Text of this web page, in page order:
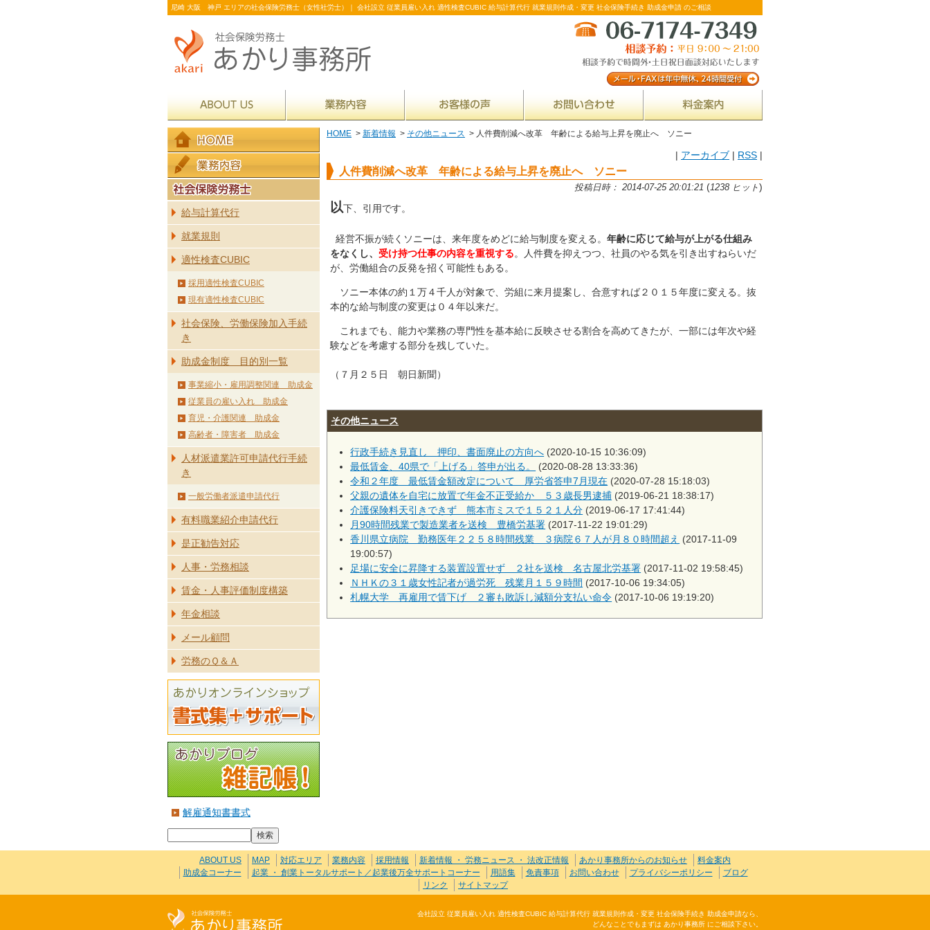
尼崎 大阪 神戸 エリアの社会保険労務士（女性社労士）｜ 会社設立 従業員雇い入れ 適性検査CUBIC 給与計算代行 就業規則作成・変更 社会保険手続き 助成金申請 のご相談
HOME > 新着情報 > その他ニュース > 人件費削減へ改革 年齢による給与上昇を廃止へ ソニー
| アーカイブ | RSS |
人件費削減へ改革 年齢による給与上昇を廃止へ ソニー
投稿日時： 2014-07-25 20:01:21 (1238 ヒット)
以下、引用です。
経営不振が続くソニーは、来年度をめどに給与制度を変える。 年齢に応じて給与が上がる仕組み
をなくし、 受け持つ仕事の内容を重視する。人件費を抑えつつ、社員のやる気を引き出すねらいだ
が、労働組合の反発を招く可能性もある。
ソニー本体の約１万４千人が対象で、労組に来月提案し、合意すれば２０１５年度に変える。抜
本的な給与制度の変更は０４年以来だ。
これまでも、能力や業務の専門性を基本給に反映させる割合を高めてきたが、一部には年次や経
験などを考慮する部分を残していた。
（７月２５日 朝日新聞）
その他ニュース
行政手続き見直し 押印、書面廃止の方向へ (2020-10-15 10:36:09)
最低賃金、40県で「上げる」答申が出る。
(2020-08-28 13:33:36)
令和２年度 最低賃金額改定について 厚労省答申7月現在 (2020-07-28 15:18:03)
父親の遺体を自宅に放置で年金不正受給か ５３歳長男逮捕 (2019-06-21 18:38:17)
介護保険料天引きできず 熊本市ミスで１５２１人分 (2019-06-17 17:41:44)
月90時間残業で製造業者を送検 豊橋労基署 (2017-11-22 19:01:29)
香川県立病院 勤務医年２２５８時間残業 ３病院６７人が月８０時間超え (2017-11-09
19:00:57)
足場に安全に昇降する装置設置せず ２社を送検 名古屋北労基署 (2017-11-02 19:58:45)
ＮＨＫの３１歳女性記者が過労死 残業月１５９時間 (2017-10-06 19:34:05)
札幌大学 再雇用で賃下げ ２審も敗訴し減額分支払い命令 (2017-10-06 19:19:20)
給与計算代行
就業規則
適性検査CUBIC
採用適性検査CUBIC
現有適性検査CUBIC
社会保険、労働保険加入手続
き
助成金制度 目的別一覧
事業縮小・雇用調整関連 助成金
従業員の雇い入れ 助成金
育児・介護関連 助成金
高齢者・障害者 助成金
人材派遣業許可申請代行手続
き
一般労働者派遣申請代行
有料職業紹介申請代行
是正勧告対応
人事・労務相談
賃金・人事評価制度構築
年金相談
メール顧問
労務のＱ＆Ａ
解雇通知書書式
ABOUT US MAP 対応エリア 業務内容 採用情報 新着情報 ・ 労務ニュース ・ 法改正情報 あかり事務所からのお知らせ
料金案内
助成金コーナー
起業 ・ 創業トータルサポート／起業後万全サポートコーナー 用語集 免責事項 お問い合わせ プライバシーポリシー
ブログ
リンク
サイトマップ
会社設立 従業員雇い入れ 適性検査CUBIC 給与計算代行 就業規則作成・変更 社会保険手続き 助成金申請なら、
どんなことでもまずは あかり事務所 にご相談下さい。